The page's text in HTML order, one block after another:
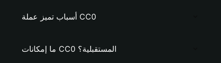
أسباب تميز عملة CC0
ما إمكانات CC0 المستقبلية؟